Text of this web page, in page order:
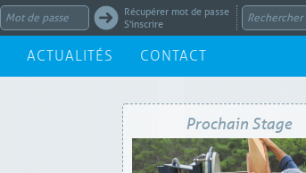
Récupérer mot de passe
S'inscrire
ACTUALITÉS CONTACT
Prochain Stage